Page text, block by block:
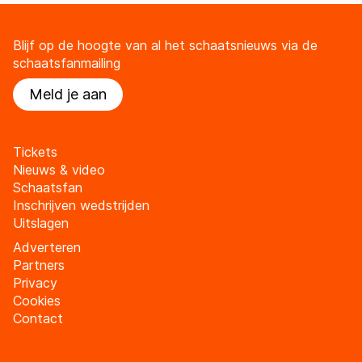
Blijf op de hoogte van al het schaatsnieuws via de
schaatsfanmailing
Meld je aan
Tickets
Nieuws & video
Schaatsfan
Inschrijven wedstrijden
Uitslagen
Adverteren
Partners
Privacy
Cookies
Contact